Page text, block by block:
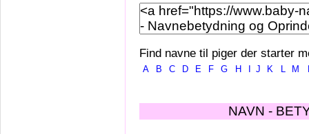
Find navne til piger der starter
A B C D E F G H J K L M
NAVN -